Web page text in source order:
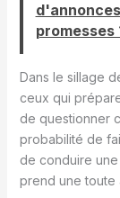
promesses
Dans le sillage
ceux qui
de questionner
probabilité de
de conduire
prend une toute